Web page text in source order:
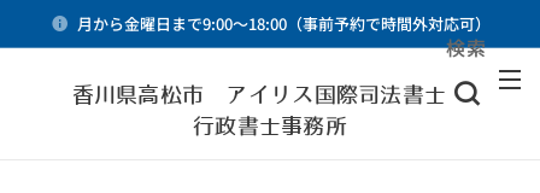
月から金曜日まで9:00～18:00（事前予約で時間外対応可）
香川県高松市 アイリス国際司法書士・
行政書士事務所
検索